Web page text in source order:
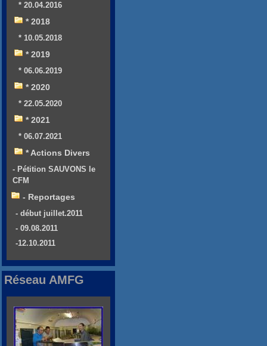
* 20.04.2016
* 2018
* 10.05.2018
* 2019
* 06.06.2019
* 2020
* 22.05.2020
* 2021
* 06.07.2021
* Actions Divers
- Pétition SAUVONS le
CFM
- Reportages
- début juillet.2011
- 09.08.2011
-12.10.2011
Réseau AMFG